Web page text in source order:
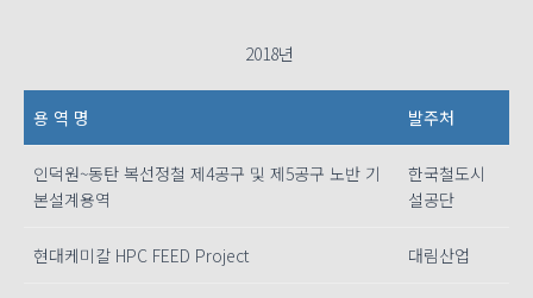
2018년
용 역 명 발주처
인덕원~동탄 복선정철 제4공구 및 제5공구 노반 기
본설계용역
한국철도시
설공단
현대케미칼 HPC FEED Project 대림산업